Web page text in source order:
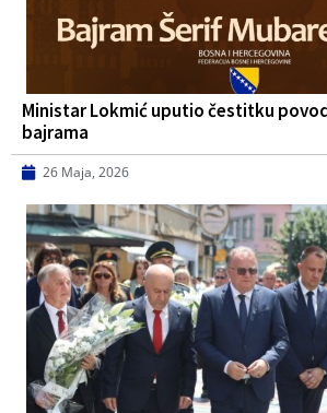
Ministar Lokmić uputio čestitku
bajrama
26 Maja, 2026